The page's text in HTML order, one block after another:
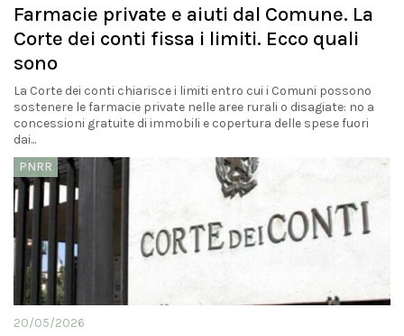
Farmacie private e aiuti dal Comune. La
Corte dei conti fissa i limiti. Ecco quali
sono
La Corte dei conti chiarisce i limiti entro cui i Comuni possono
sostenere le farmacie private nelle aree rurali o disagiate: no a
concessioni gratuite di immobili e copertura delle spese fuori
dai...
PNRR
20/05/2026